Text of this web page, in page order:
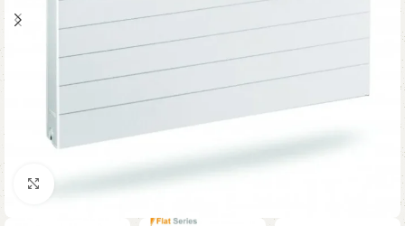
Klik om te vergroten